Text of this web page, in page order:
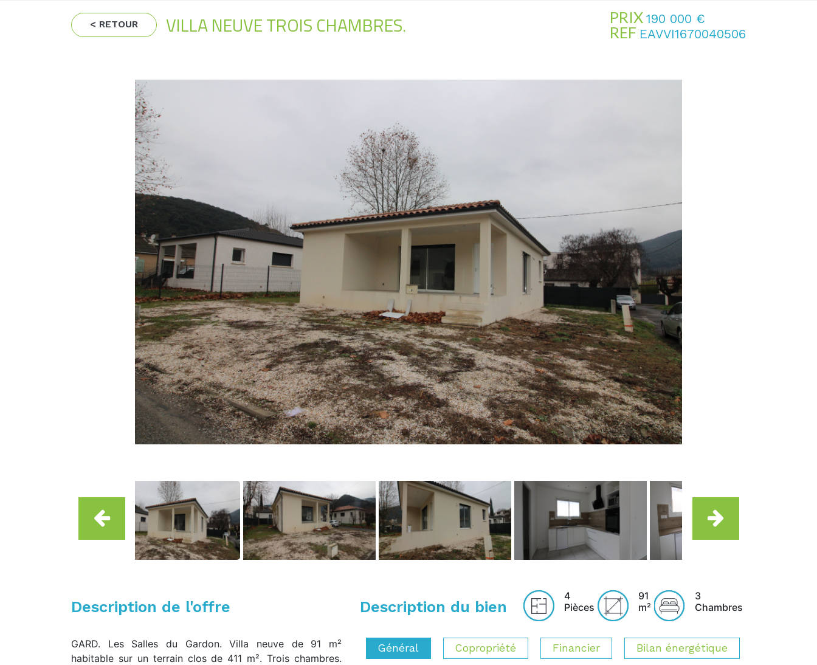
< RETOUR VILLA NEUVE TROIS CHAMBRES. PRIX 190 000 €
REF EAVVI1670040506
Description de l'offre
GARD. Les Salles du Gardon. Villa neuve de 91 m²
habitable sur un terrain clos de 411 m². Trois chambres.
Description du bien
4
Pièces
91
m²
3
Chambres
Général Copropriété Financier Bilan énergétique